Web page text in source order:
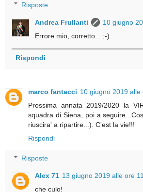
Risposte
Andrea Frullanti
10 giugno
Errore mio, corretto... ;-)
Rispondi
marco fantacci 10 giugno 2019 alle
Prossima annata 2019/2020 la
squadra di Siena, poi a
riuscira' a ripartire...). C'est la vie!!!
Rispondi
Risposte
Alex 71 13 giugno 2019 alle ore
che culo!